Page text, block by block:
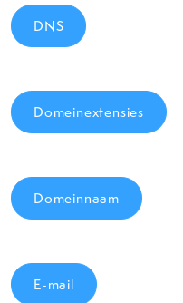
DNS
Domeinextensies
Domeinnaam
E-mail